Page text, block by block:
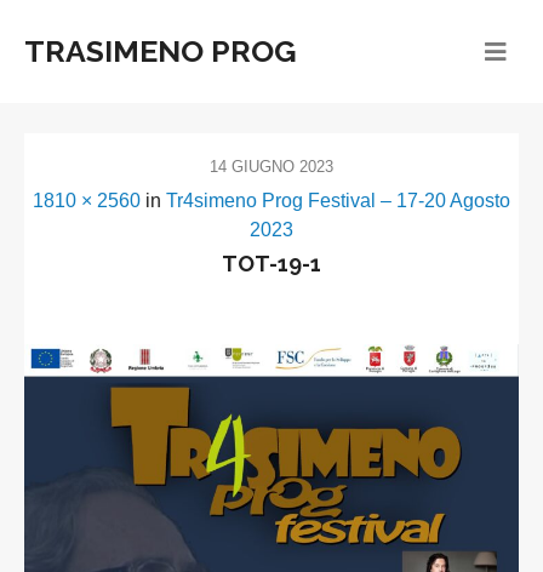
TRASIMENO PROG
14 GIUGNO 2023
1810 × 2560 in Tr4simeno Prog Festival – 17-20 Agosto
2023
TOT-19-1